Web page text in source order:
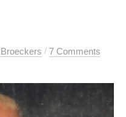
/ 7 Comments